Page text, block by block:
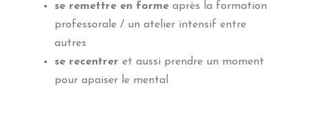
se remettre en formeaprès la formation
professorale / un atelier intensif entre
autres
se recentrer et aussi prendre un moment
pour apaiser le mental